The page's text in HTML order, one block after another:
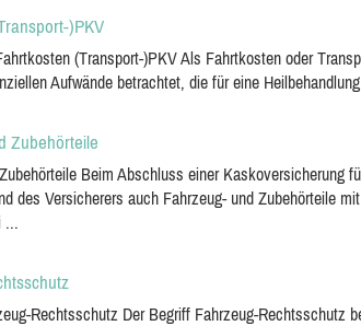
)PKV
(Transport-)PKV Als Fahrtkosten oder
Aufwände betrachtet, die für eine
Zubehörteile
Beim Abschluss einer Kaskoversicherung
des Versicherers auch Fahrzeug- und Zubehörteile
...
Rechtsschutz Der Begriff Fahrzeug-Rechtsschutz